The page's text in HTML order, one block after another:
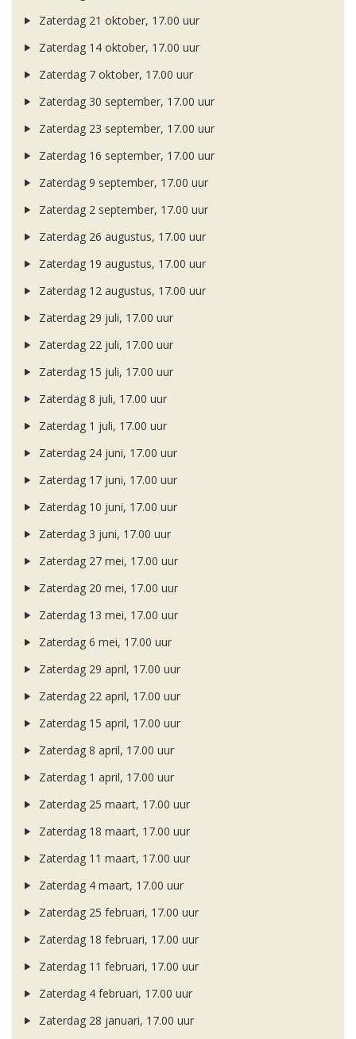
Zaterdag 21 oktober, 17.00 uur
Zaterdag 14 oktober, 17.00 uur
Zaterdag 7 oktober, 17.00 uur
Zaterdag 30 september, 17.00 uur
Zaterdag 23 september, 17.00 uur
Zaterdag 16 september, 17.00 uur
Zaterdag 9 september, 17.00 uur
Zaterdag 2 september, 17.00 uur
Zaterdag 26 augustus, 17.00 uur
Zaterdag 19 augustus, 17.00 uur
Zaterdag 12 augustus, 17.00 uur
Zaterdag 29 juli, 17.00 uur
Zaterdag 22 juli, 17.00 uur
Zaterdag 15 juli, 17.00 uur
Zaterdag 8 juli, 17.00 uur
Zaterdag 1 juli, 17.00 uur
Zaterdag 24 juni, 17.00 uur
Zaterdag 17 juni, 17.00 uur
Zaterdag 10 juni, 17.00 uur
Zaterdag 3 juni, 17.00 uur
Zaterdag 27 mei, 17.00 uur
Zaterdag 20 mei, 17.00 uur
Zaterdag 13 mei, 17.00 uur
Zaterdag 6 mei, 17.00 uur
Zaterdag 29 april, 17.00 uur
Zaterdag 22 april, 17.00 uur
Zaterdag 15 april, 17.00 uur
Zaterdag 8 april, 17.00 uur
Zaterdag 1 april, 17.00 uur
Zaterdag 25 maart, 17.00 uur
Zaterdag 18 maart, 17.00 uur
Zaterdag 11 maart, 17.00 uur
Zaterdag 4 maart, 17.00 uur
Zaterdag 25 februari, 17.00 uur
Zaterdag 18 februari, 17.00 uur
Zaterdag 11 februari, 17.00 uur
Zaterdag 4 februari, 17.00 uur
Zaterdag 28 januari, 17.00 uur